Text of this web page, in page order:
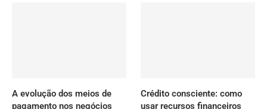
A evolução dos meios de
pagamento nos negócios
Crédito consciente: como
usar recursos financeiros